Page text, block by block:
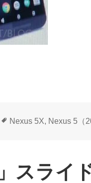
タ
Nexus 5X, Nexus 5（
スライ